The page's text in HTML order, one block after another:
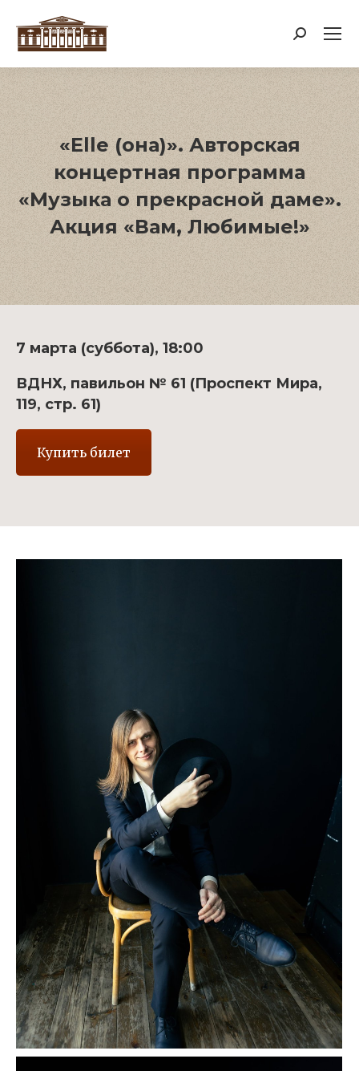
Поиск:
«Elle (она)». Авторская
концертная программа
«Музыка о прекрасной даме».
Акция «Вам, Любимые!»
7 марта (суббота), 18:00
ВДНХ, павильон № 61 (Проспект Мира,
119, стр. 61)
Купить билет